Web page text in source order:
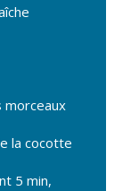
morceaux
la cocotte
5 min,